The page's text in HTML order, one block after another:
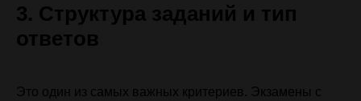
3. Структура заданий и тип
ответов
Это один из самых важных критериев. Экзамены с